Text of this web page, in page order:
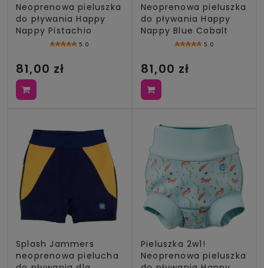
Neoprenowa pieluszka
do pływania Happy
Nappy Pistachio
5.0
81,00 zł
Neoprenowa pieluszka
do pływania Happy
Nappy Blue Cobalt
5.0
81,00 zł
Splash Jammers
neoprenowa pielucha
Pieluszka 2w1!
Neoprenowa pieluszka